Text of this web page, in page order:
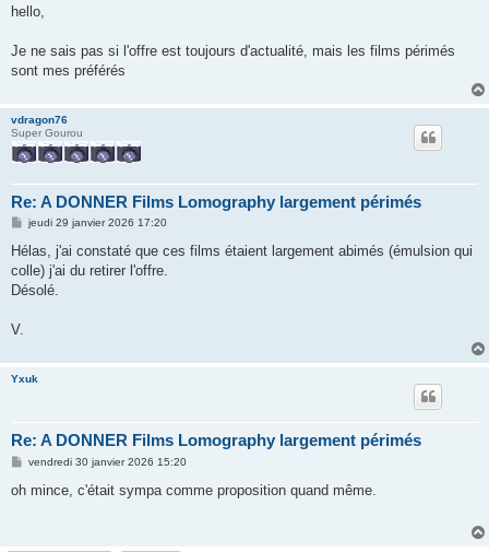
s
g
hello,
Je ne sais pas si l'offre est toujours d'actualité, mais les films périmés
sont mes préférés
vdragon76
Super Gourou
Re: A DONNER Films Lomography largement périmés
M
s
a
g
jeudi 29 janvier 2026 17:20
Hélas, j'ai constaté que ces films étaient largement abimés (émulsion qui
colle) j'ai du retirer l'offre.
Désolé.
V.
Yxuk
Re: A DONNER Films Lomography largement périmés
M
s
vendredi 30 janvier 2026 15:20
oh mince, c'était sympa comme proposition quand même.